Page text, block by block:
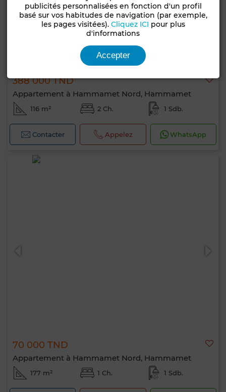
388 000 TND
Appartement à Hammamet Nord, Hammamet
116 m² 2 Ch. 1 Sdb.
Contacter Appelez WhatsApp
70 000 TND
Appartement à Hammamet Nord, Hammamet
177 m² 1 Ch. 1 Sdb.
publicités personnalisées en fonction d'un profil
basé sur vos habitudes de navigation (par exemple,
les pages visitées). Cliquez ICI pour plus
d'informations
Accepter